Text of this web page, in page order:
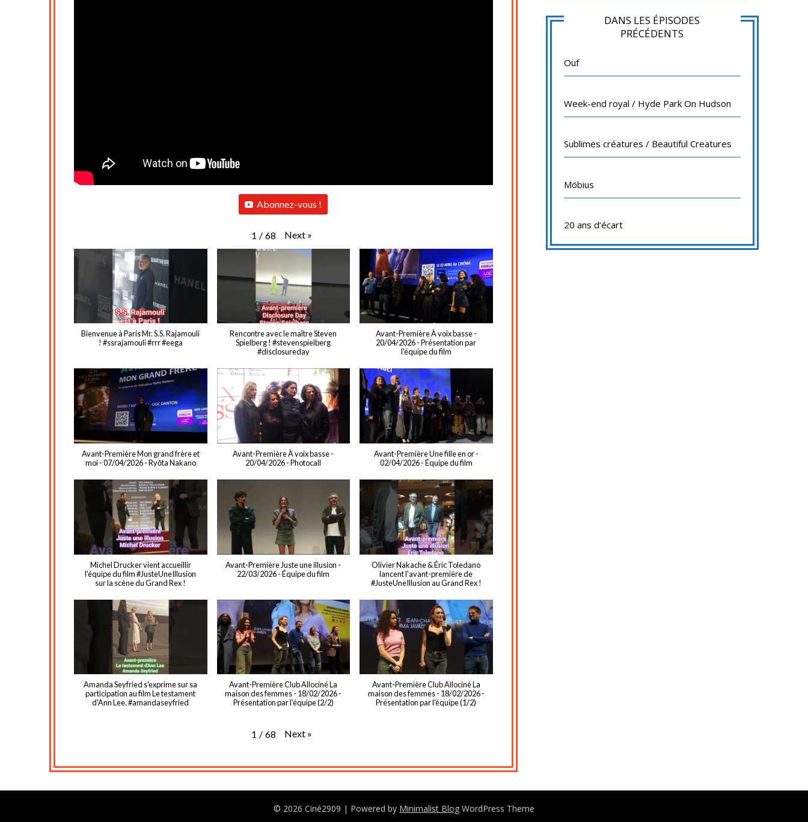
Abonnez-vous !
1 / 68 Next »
Bienvenue à Paris Mr. S.S. Rajamouli
! #ssrajamouli #rrr #eega
Rencontre avec le maître Steven
Spielberg ! #stevenspielberg
#disclosureday
Avant-Première À voix basse -
20/04/2026 - Présentation par
l'équipe du film
Avant-Première Mon grand frère et
moi - 07/04/2026 - Ryōta Nakano
Avant-Première À voix basse -
20/04/2026 - Photocall
Avant-Première Une fille en or -
02/04/2026 - Équipe du film
Michel Drucker vient accueillir
l'équipe du film #JusteUneIllusion
sur la scène du Grand Rex !
Avant-Première Juste une illusion -
22/03/2026 - Équipe du film
Olivier Nakache & Éric Toledano
lancent l'avant-première de
#JusteUneIllusion au Grand Rex !
Amanda Seyfried s'exprime sur sa
participation au film Le testament
d'Ann Lee. #amandaseyfried
Avant-Première Club Allociné La
maison des femmes - 18/02/2026 -
Présentation par l'équipe (2/2)
Avant-Première Club Allociné La
maison des femmes - 18/02/2026 -
Présentation par l'équipe (1/2)
1 / 68 Next »
DANS LES ÉPISODES
PRÉCÉDENTS
Ouf
Week-end royal / Hyde Park On Hudson
Sublimes créatures / Beautiful Creatures
Möbius
20 ans d’écart
© 2026 Ciné2909 | Powered by Minimalist Blog WordPress Theme